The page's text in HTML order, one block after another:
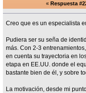
« Respuesta
Creo que es un especialista
Pudiera ser su seña de
más. Con 2-3
en cuenta su trayectoria en
etapa en EE.UU. donde el
bastante bien de él, y sobre
La motivación, desde mi